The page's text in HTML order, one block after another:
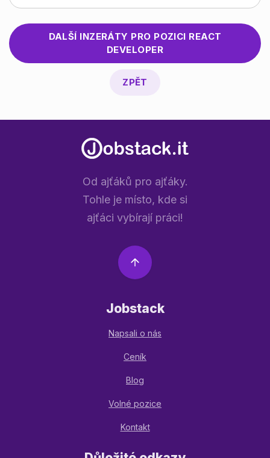
DALŠÍ INZERÁTY PRO POZICI REACT
DEVELOPER
ZPĚT
Od ajťáků pro ajťáky.
Tohle je místo, kde si
ajťáci vybírají práci!
Jobstack
Napsali o nás
Ceník
Blog
Volné pozice
Kontakt